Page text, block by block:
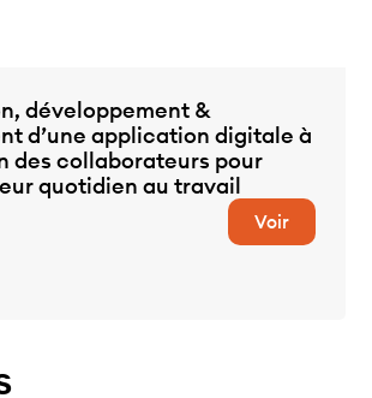
développement &
d’une application digitale à
des collaborateurs pour
quotidien au travail
Voir